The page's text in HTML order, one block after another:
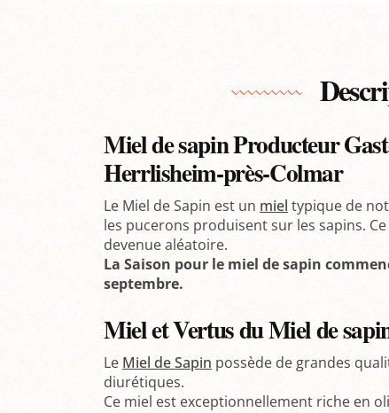
Miel de sapin Producteur
Herrlisheim-près-Colmar
Le Miel de Sapin est un miel typique de
les pucerons produisent sur les sapins.
devenue aléatoire.
La Saison pour le miel de sapin
septembre.
Miel et Vertus duMiel de
Le Miel de Sapin possède de grandes
diurétiques.
Ce miel est exceptionnellement riche en